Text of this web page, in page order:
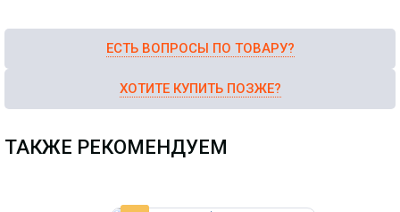
ЕСТЬ ВОПРОСЫ ПО ТОВАРУ?
ХОТИТЕ КУПИТЬ ПОЗЖЕ?
ТАКЖЕ РЕКОМЕНДУЕМ